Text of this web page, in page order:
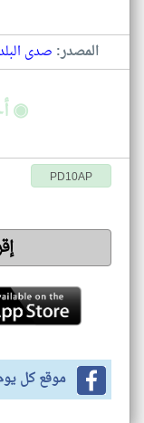
المصدر: صدى
◉
PD10AP
موقع كل